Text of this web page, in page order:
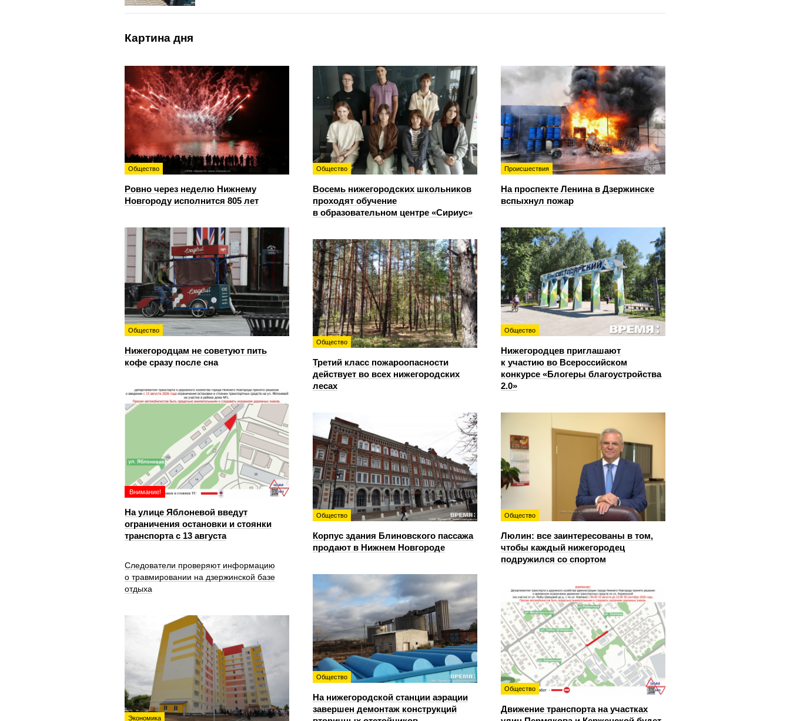
Картина дня
Общество
Ровно через неделю Нижнему
Новгороду исполнится 805 лет
Общество
Восемь нижегородских школьников
проходят обучение
в образовательном центре «Сириус»
Происшествия
На проспекте Ленина в Дзержинске
вспыхнул пожар
Общество
Нижегородцам не советуют пить
кофе сразу после сна
Общество
Нижегородцев приглашают
к участию во Всероссийском
конкурсе «Блогеры благоустройства
2.0»
Общество
Третий класс пожароопасности
действует во всех нижегородских
лесах
Внимание!
На улице Яблоневой введут
ограничения остановки и стоянки
транспорта с 13 августа
Общество
Корпус здания Блиновского пассажа
продают в Нижнем Новгороде
Общество
Люлин: все заинтересованы в том,
чтобы каждый нижегородец
подружился со спортом
Следователи проверяют информацию
о травмировании на дзержинской базе
отдыха
Общество
На нижегородской станции аэрации
завершен демонтаж конструкций
Общество
Движение транспорта на участках
Экономика